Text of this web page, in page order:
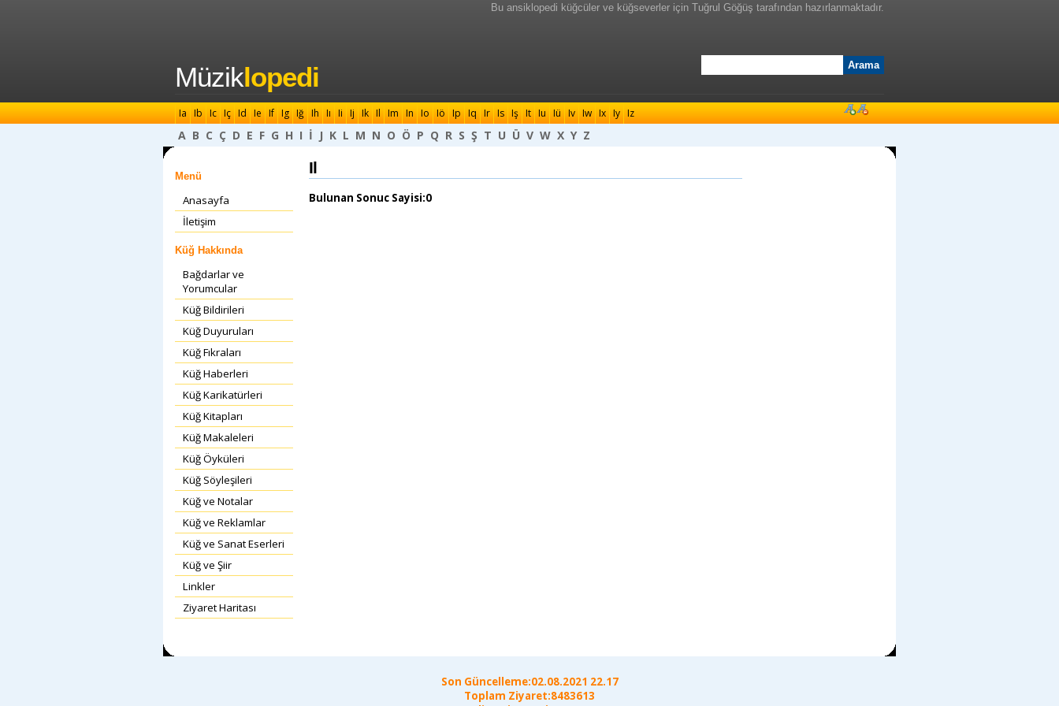
Bu ansiklopedi küğcüler ve küğseverler için Tuğrul Göğüş tarafından hazırlanmaktadır.
Müziklopedi
Ia Ib Ic Iç Id Ie If Ig Iğ Ih Iı Ii Ij Ik Il Im In Io Iö Ip Iq Ir Is Iş It Iu Iü Iv Iw Ix Iy Iz
A B C Ç D E F G H I İ J K L M N O Ö P Q R S Ş T U Ü V W X Y Z
Menü
Anasayfa
İletişim
Küğ Hakkında
Bağdarlar ve
Yorumcular
Küğ Bildirileri
Küğ Duyuruları
Küğ Fıkraları
Küğ Haberleri
Küğ Karikatürleri
Küğ Kitapları
Küğ Makaleleri
Küğ Öyküleri
Küğ Söyleşileri
Küğ ve Notalar
Küğ ve Reklamlar
Küğ ve Sanat Eserleri
Küğ ve Şiir
Linkler
Ziyaret Haritası
Il
Bulunan Sonuc Sayisi:0
Son Güncelleme:02.08.2021 22.17
Toplam Ziyaret:8483613